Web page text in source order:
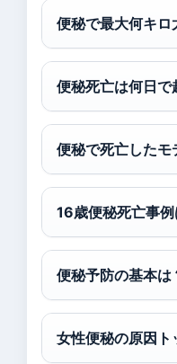
便秘で最大何キロ
便秘死亡は何日で
便秘で死亡したモ
16歳便秘死亡事例
便秘予防の基本は
女性便秘の原因ト